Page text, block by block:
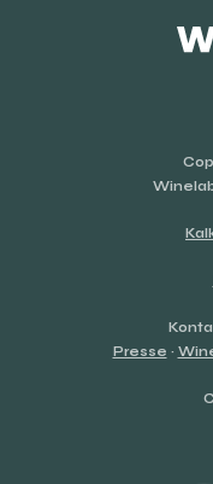
Presse ·